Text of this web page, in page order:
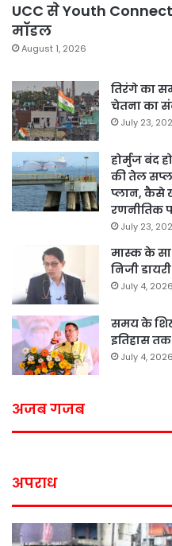
UCC से Youth
मॉडल
August 1, 2026
तिरंगे का
चेतना का
July 23,
होर्मुज बंद
की तेल
प्लान, कैसे
रणनीतिक
July 23,
मास्क के
निजी डायरी
July 4, 2026
समय के
इतिहास तक
July 4, 2026
अजब गजब
अपराध